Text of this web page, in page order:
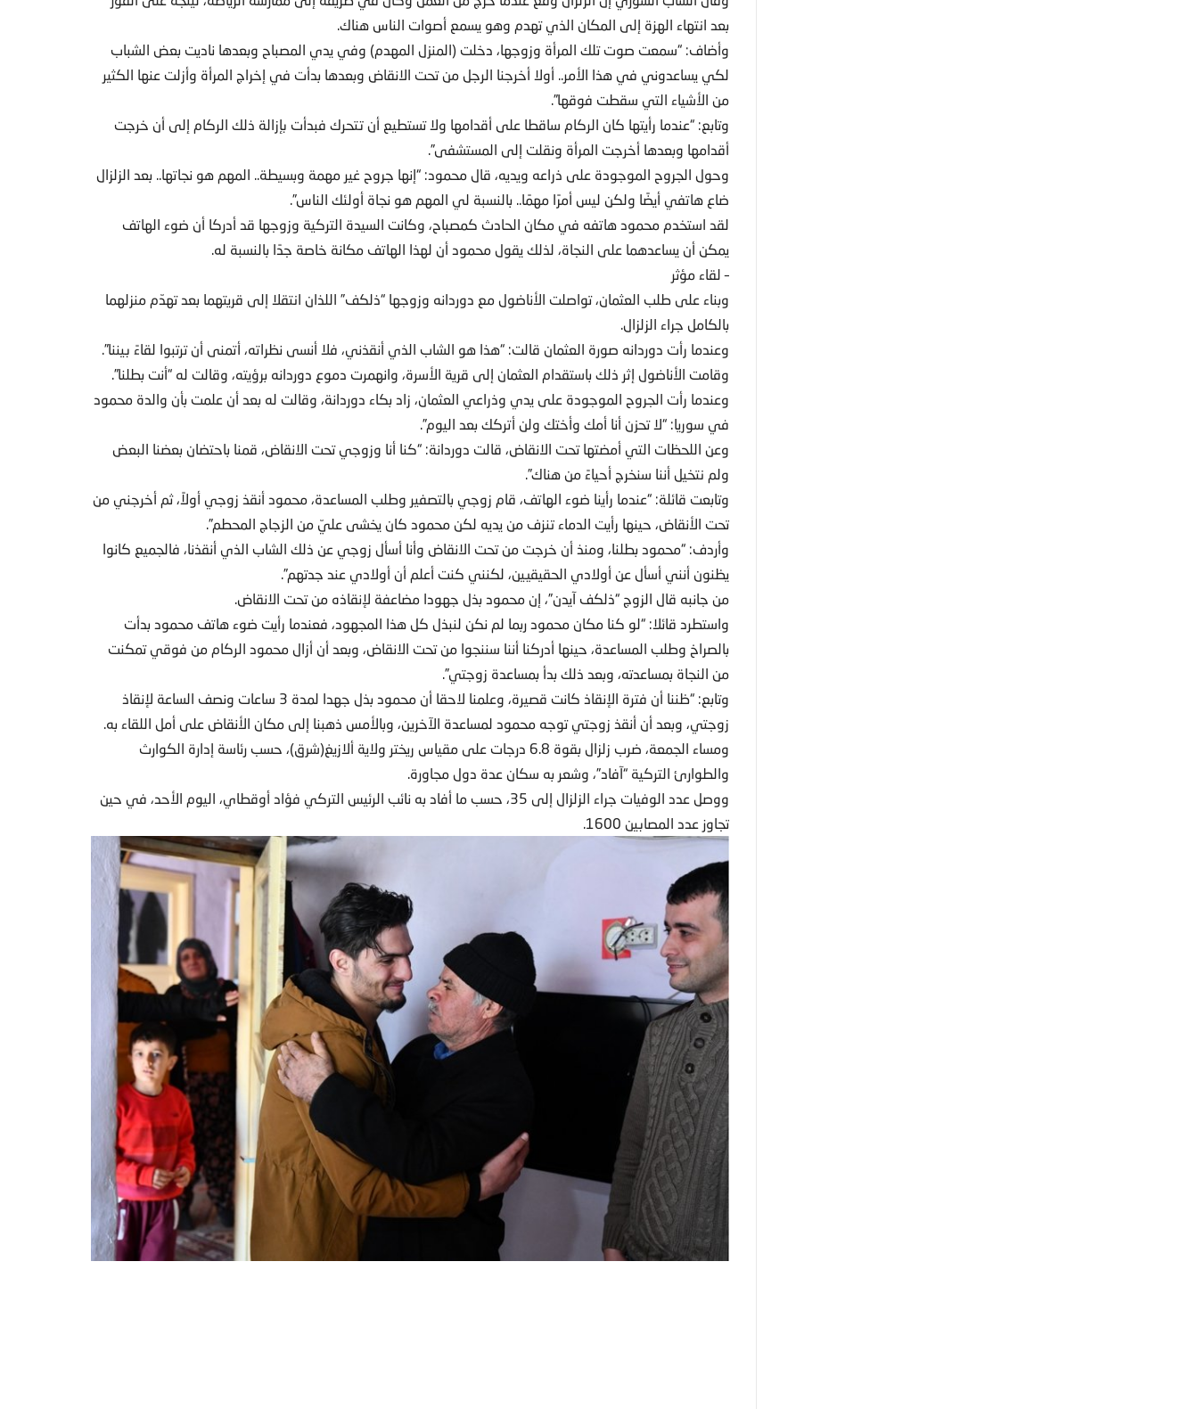
بعد انتهاء الهزة إلى المكان الذي تهدم وهو يسمع أصوات الناس هناك.
وأضاف: “سمعت صوت تلك المرأة وزوجها، دخلت (المنزل المهدم) وفي يدي المصباح وبعدها ناديت بعض الشباب
لكي يساعدوني في هذا الأمر.. أولا أخرجنا الرجل من تحت الانقاض وبعدها بدأت في إخراج المرأة وأزلت عنها الكثير
من الأشياء التي سقطت فوقها”.
وتابع: “عندما رأيتها كان الركام ساقطا على أقدامها ولا تستطيع أن تتحرك فبدأت بإزالة ذلك الركام إلى أن خرجت
أقدامها وبعدها أخرجت المرأة ونقلت إلى المستشفى”.
وحول الجروح الموجودة على ذراعه ويديه، قال محمود: “إنها جروح غير مهمة وبسيطة.. المهم هو نجاتها.. بعد الزلزال
ضاع هاتفي أيضًا ولكن ليس أمرًا مهمًا.. بالنسبة لي المهم هو نجاة أولئك الناس”.
لقد استخدم محمود هاتفه في مكان الحادث كمصباح، وكانت السيدة التركية وزوجها قد أدركا أن ضوء الهاتف
يمكن أن يساعدهما على النجاة، لذلك يقول محمود أن لهذا الهاتف مكانة خاصة جدًا بالنسبة له.
– لقاء مؤثر
وبناء على طلب العثمان، تواصلت الأناضول مع دوردانه وزوجها “ذلكف” اللذان انتقلا إلى قريتهما بعد تهدّم منزلهما
بالكامل جراء الزلزال.
وعندما رأت دوردانه صورة العثمان قالت: “هذا هو الشاب الذي أنقذني، فلا أنسى نظراته، أتمنى أن ترتبوا لقاءً بيننا”.
وقامت الأناضول إثر ذلك باستقدام العثمان إلى قرية الأسرة، وانهمرت دموع دوردانه برؤيته، وقالت له “أنت بطلنا”.
وعندما رأت الجروح الموجودة على يدي وذراعي العثمان، زاد بكاء دوردانة، وقالت له بعد أن علمت بأن والدة محمود
في سوريا: “لا تحزن أنا أمك وأختك ولن أتركك بعد اليوم”.
وعن اللحظات التي أمضتها تحت الانقاض، قالت دوردانة: “كنا أنا وزوجي تحت الانقاض، قمنا باحتضان بعضنا البعض
ولم نتخيل أننا سنخرج أحياءً من هناك”.
وتابعت قائلة: “عندما رأينا ضوء الهاتف، قام زوجي بالتصفير وطلب المساعدة، محمود أنقذ زوجي أولاً، ثم أخرجني من
تحت الأنقاض، حينها رأيت الدماء تنزف من يديه لكن محمود كان يخشى عليّ من الزجاج المحطم”.
وأردف: “محمود بطلنا، ومنذ أن خرجت من تحت الانقاض وأنا أسأل زوجي عن ذلك الشاب الذي أنقذنا، فالجميع كانوا
يظنون أنني أسأل عن أولادي الحقيقيين، لكنني كنت أعلم أن أولادي عند جدتهم”.
من جانبه قال الزوج “ذلكف آيدن”، إن محمود بذل جهودا مضاعفة لإنقاذه من تحت الانقاض.
واستطرد قائلا: “لو كنا مكان محمود ربما لم نكن لنبذل كل هذا المجهود، فعندما رأيت ضوء هاتف محمود بدأت
بالصراخ وطلب المساعدة، حينها أدركنا أننا سننجوا من تحت الانقاض، وبعد أن أزال محمود الركام من فوقي تمكنت
من النجاة بمساعدته، وبعد ذلك بدأ بمساعدة زوجتي”.
وتابع: “ظننا أن فترة الإنقاذ كانت قصيرة، وعلمنا لاحقا أن محمود بذل جهدا لمدة 3 ساعات ونصف الساعة لإنقاذ
زوجتي، وبعد أن أنقذ زوجتي توجه محمود لمساعدة الآخرين، وبالأمس ذهبنا إلى مكان الأنقاض على أمل اللقاء به.
ومساء الجمعة، ضرب زلزال بقوة 6.8 درجات على مقياس ريختر ولاية ألازيغ(شرق)، حسب رئاسة إدارة الكوارث
والطوارئ التركية “آفاد”، وشعر به سكان عدة دول مجاورة.
ووصل عدد الوفيات جراء الزلزال إلى 35، حسب ما أفاد به نائب الرئيس التركي فؤاد أوقطاي، اليوم الأحد، في حين
تجاوز عدد المصابين 1600.